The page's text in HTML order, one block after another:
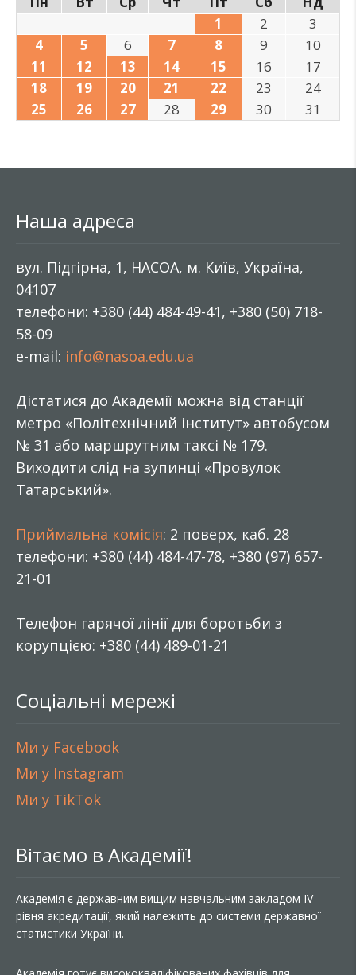
1
2
3
4
5 6 7 8 9
10
11
12 13 14 15 16
17
18
19 20 21 22 23
24
25
26 27 28 29 30 31
Наша адреса
вул. Підгірна, 1, НАСОА, м. Київ, Україна,
04107
телефони: +380 (44) 484-49-41, +380 (50) 718-
58-09
e-mail: info@nasoa.edu.ua
Дістатися до Академії можна від станції
метро «Політехнічний інститут» автобусом
№ 31 або маршрутним таксі № 179.
Виходити слід на зупинці «Провулок
Татарський».
Приймальна комісія: 2 поверх, каб. 28
телефони: +380 (44) 484-47-78, +380 (97) 657-
21-01
Телефон гарячої лінії для боротьби з
корупцією: +380 (44) 489-01-21
Соціальні мережі
Ми у Facebook
Ми у Instagram
Ми у TikTok
Вітаємо в Академії!
Академія є державним вищим навчальним закладом IV
рівня акредитації, який належить до системи державної
статистики України.